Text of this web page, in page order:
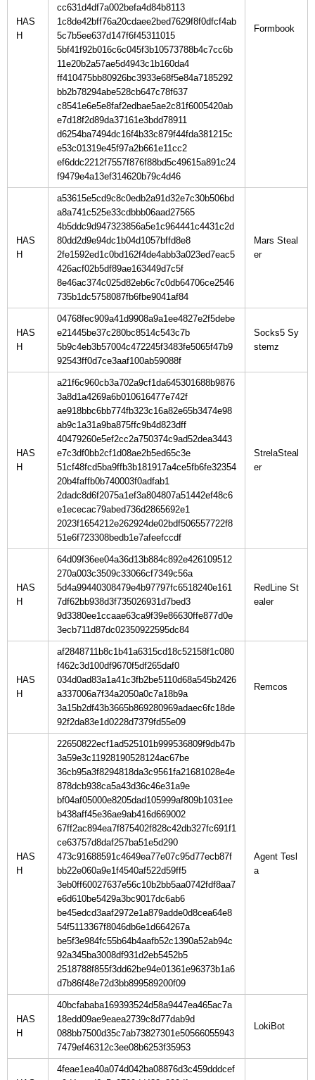
HAS
H
cc631d4df7a002befa4d84b8113
1c8de42bff76a20cdaee2bed7629f8f0dfcf4ab
5c7b5ee637d147f6f45311015
5bf41f92b016c6c045f3b10573788b4c7cc6b
11e20b2a57ae5d4943c1b160da4
ff410475bb80926bc3933e68f5e84a7185292
bb2b78294abe528cb647c78f637
c8541e6e5e8faf2edbae5ae2c81f6005420ab
e7d18f2d89da37161e3bdd78911
d6254ba7494dc16f4b33c879f44fda381215c
e53c01319e45f97a2b661e11cc2
ef6ddc2212f7557f876f88bd5c49615a891c24
f9479e4a13ef314620b79c4d46
HAS
H
a53615e5cd9c8c0edb2a91d32e7c30b506bd
a8a741c525e33cdbbb06aad27565
4b5ddc9d947323856a5e1c964441c4431c2d
80dd2d9e94dc1b04d1057bffd8e8
2fe1592ed1c0bd162f4de4abb3a023ed7eac5
426acf02b5df89ae163449d7c5f
8e46ac374c025d82eb6c7c0db64706ce2546
735b1dc5758087fb6fbe9041af84
Mars Steal
HAS
H
04768fec909a41d9908a9a1ee4827e2f5debe
e21445be37c280bc8514c543c7b
5b9c4eb3b57004c472245f3483fe5065f47b9
92543ff0d7ce3aaf100ab59088f
Socks5 Sy
HAS
H
a21f6c960cb3a702a9cf1da645301688b9876
3a8d1a4269a6b010616477e742f
ae918bbc6bb774fb323c16a82e65b3474e98
ab9c1a31a9ba875ffc9b4d823dff
40479260e5ef2cc2a750374c9ad52dea3443
e7c3df0bb2cf1d08ae2b5ed65c3e
51cf48fcd5ba9ffb3b181917a4ce5fb6fe32354
20b4faffb0b740003f0adfab1
2dadc8d6f2075a1ef3a804807a51442ef48c6
e1ececac79abed736d2865692e1
2023f1654212e262924de02bdf506557722f8
51e6f723308bedb1e7afeefccdf
StrelaSteal
HAS
H
64d09f36ee04a36d13b884c892e426109512
270a003c3509c33066cf7349c56a
5d4a99440308479e4b97797fc6518240e161
7df62bb938d3f735026931d7bed3
9d3380ee1ccaae63ca9f39e86630ffe877d0e
3ecb711d87dc02350922595dc84
RedLine St
HAS
H
af2848711b8c1b41a6315cd18c52158f1c080
f462c3d100df9670f5df265daf0
034d0ad83a1a41c3fb2be5110d68a545b2426
a337006a7f34a2050a0c7a18b9a
3a15b2df43b3665b869280969adaec6fc18de
92f2da83e1d0228d7379fd55e09
HAS
H
22650822ecf1ad525101b999536809f9db47b
3a59e3c11928190528124ac67be
36cb95a3f8294818da3c9561fa21681028e4e
878dcb938ca5a43d36c46e31a9e
bf04af05000e8205dad105999af809b1031ee
b438aff45e36ae9ab416d669002
67ff2ac894ea7f875402f828c42db327fc691f1
ce63757d8daf257ba51e5d290
473c91688591c4649ea77e07c95d77ecb87f
bb22e060a9e1f4540af522d59ff5
3eb0ff60027637e56c10b2bb5aa0742fdf8aa7
e6d610be5429a3bc9017dc6ab6
be45edcd3aaf2972e1a879adde0d8cea64e8
54f5113367f8046db6e1d664267a
be5f3e984fc55b64b4aafb52c1390a52ab94c
92a345ba3008df931d2eb5452b5
2518788f855f3dd62be94e01361e96373b1a6
d7b86f48e72d3bb899589200f09
Agent Tesl
HAS
H
40bcfababa169393524d58a9447ea465ac7a
18edd09ae9eaea2739c8d77dab9d
088bb7500d35c7ab73827301e50566055943
7479ef46312c3ee08b6253f35953
4feae1ea40a074d042ba08876d3c459dddcef